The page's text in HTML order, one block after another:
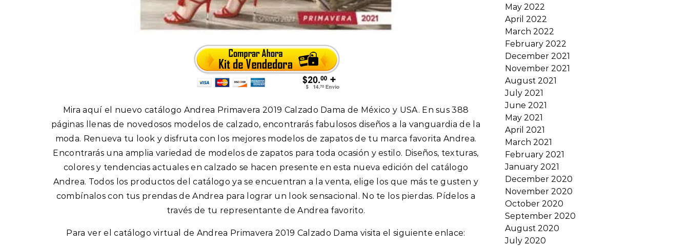
Mira aquí el nuevo catálogo Andrea Primavera 2019 Calzado Dama de México y USA. En sus 388
páginas llenas de novedosos modelos de calzado, encontrarás fabulosos diseños a la vanguardia de la
moda. Renueva tu look y disfruta con los mejores modelos de zapatos de tu marca favorita Andrea.
Encontrarás una amplia variedad de modelos de zapatos para toda ocasión y estilo. Diseños, texturas,
colores y tendencias actuales en calzado se hacen presente en esta nueva edición del catálogo
Andrea. Todos los productos del catálogo ya se encuentran a la venta, elige los que más te gusten y
combínalos con tus prendas de Andrea para lograr un look sensacional. No te los pierdas. Pídelos a
través de tu representante de Andrea favorito.
Para ver el catálogo virtual de Andrea Primavera 2019 Calzado Dama visita el siguiente enlace:
May 2022
April 2022
March 2022
February 2022
December 2021
November 2021
August 2021
July 2021
June 2021
May 2021
April 2021
March 2021
February 2021
January 2021
December 2020
November 2020
October 2020
September 2020
August 2020
July 2020